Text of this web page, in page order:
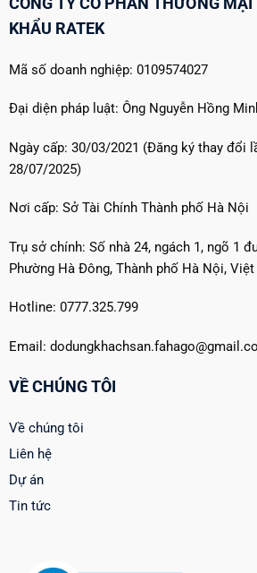
KHẨU RATEK
Mã số doanh nghiệp: 0109574027
Đại diện pháp luật: Ông Nguyễn Hồng
Ngày cấp: 30/03/2021 (Đăng ký thay đổi
28/07/2025)
Nơi cấp: Sở Tài Chính Thành phố Hà Nội
Trụ sở chính: Số nhà 24, ngách 1, ngõ 1
Phường Hà Đông, Thành phố Hà Nội,
Hotline: 0777.325.799
Email:
VỀ CHÚNG TÔI
Về chúng tôi
Liên hệ
Dự án
Tin tức